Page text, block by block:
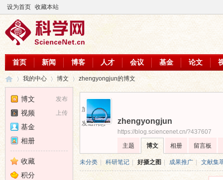
设为首页 收藏本站
首页 新闻 博客 人才 会议 基金 论文
›
我的中心 博文 zhengyongjun的博文
加为好友
发送消息
zhengyongjun
https://blog.sciencenet.cn/?437607
主题
博文 相册 留言板
未分类 科研笔记 好摄之图 成果推广 文献集
发布
博文
上传
视频
基金
相册
收藏
积分